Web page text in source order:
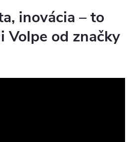
inovácia – to
Volpe od značky